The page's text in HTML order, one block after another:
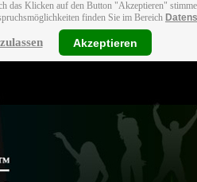
das Klicken auf den Button "Akzeptieren"
finden Sie im Bereich
Akzeptieren